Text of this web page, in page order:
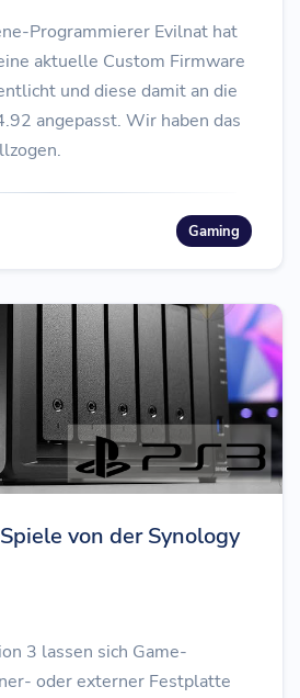
Programmierer Evilnat hat
aktuelle Custom Firmware
und diese damit an die
angepasst. Wir haben das
Gaming
von der Synology
3 lassen sich Game-
oder externer Festplatte